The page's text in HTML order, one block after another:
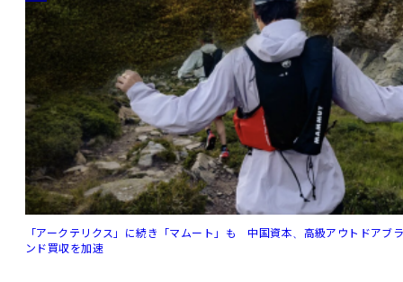
「アークテリクス」に続き「マムート」も 中国資本、高級アウトドアブ
ンド買収を加速